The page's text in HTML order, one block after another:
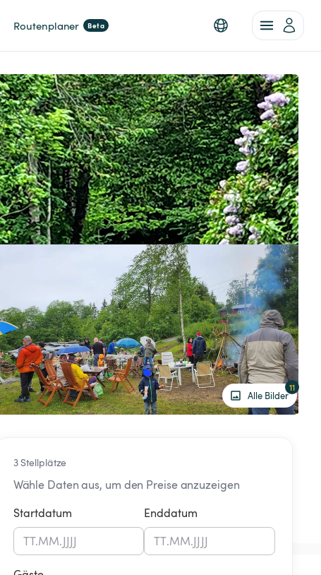
Routenplaner Beta
Alle Bilder
11
3 Stellplätze
Wähle Daten aus, um den Preise anzuzeigen
Startdatum
TT.MM.JJJJ
Enddatum
TT.MM.JJJJ